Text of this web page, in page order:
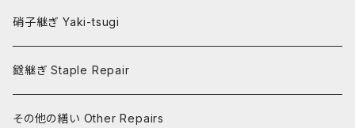
硝子継ぎ Yaki-tsugi
鎹継ぎ Staple Repair
その他の繕い Other Repairs